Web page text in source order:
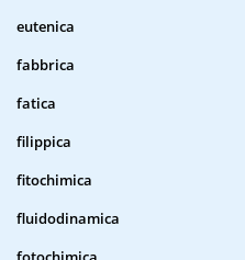
eutenica
fabbrica
fatica
filippica
fitochimica
fluidodinamica